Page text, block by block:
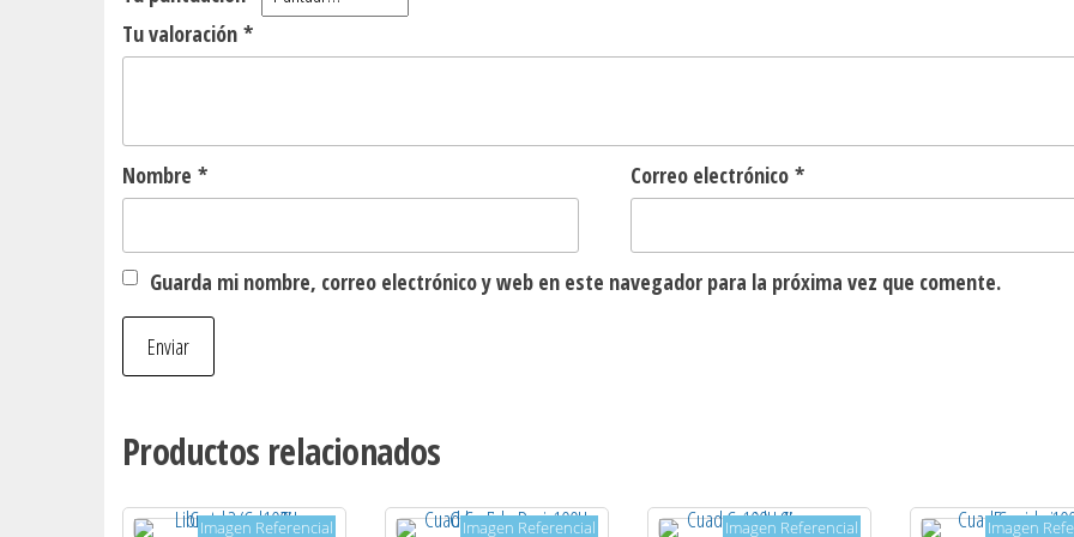
Tu valoración *
Nombre * Correo electrónico *
Guarda mi nombre, correo electrónico y web en este navegador para la próxima vez que comente.
Productos relacionados
Imagen Referencial Imagen Referencial Imagen Referencial Imagen